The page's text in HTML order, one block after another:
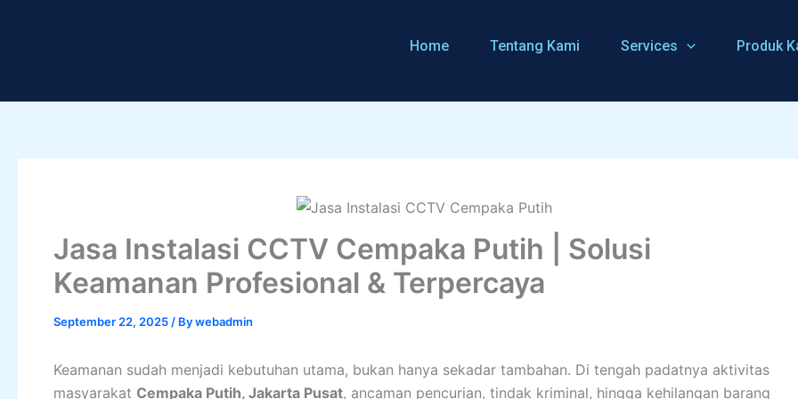
Home Tentang Kami Services Produk
Jasa Instalasi CCTV Cempaka Putih | Solusi
Keamanan Profesional & Terpercaya
September 22, 2025 / Bywebadmin
Keamanan sudah menjadi kebutuhan utama, bukan hanya sekadar tambahan. Di tengah padatnya aktivitas
masyarakat Cempaka Putih, Jakarta Pusat, ancaman pencurian, tindak kriminal, hingga kehilangan barang